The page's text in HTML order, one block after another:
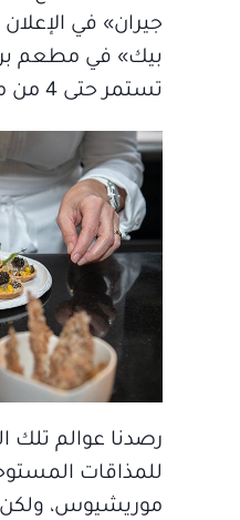
جيران» في
بيك» في مطعم
تستمر حتى 4 من مارس 2023.
رصدنا عوالم تلك
للمذاقات
موريشيوس، ولكن